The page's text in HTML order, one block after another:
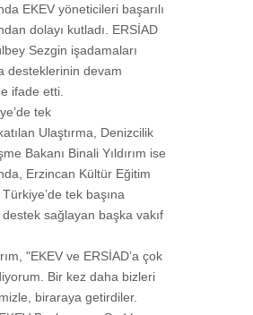
EKEV yöneticileri başarılı
dolayı kutladı. ERSİAD
Sezgin işadamaları
desteklerinin devam
ifade etti.
tek
Ulaştırma, Denizcilik
Bakanı Binali Yıldırım ise
Erzincan Kültür Eğitim
tek başına
sağlayan başka vakıf
"EKEV ve ERSİAD’a çok
Bir kez daha bizleri
biraraya getirdiler.